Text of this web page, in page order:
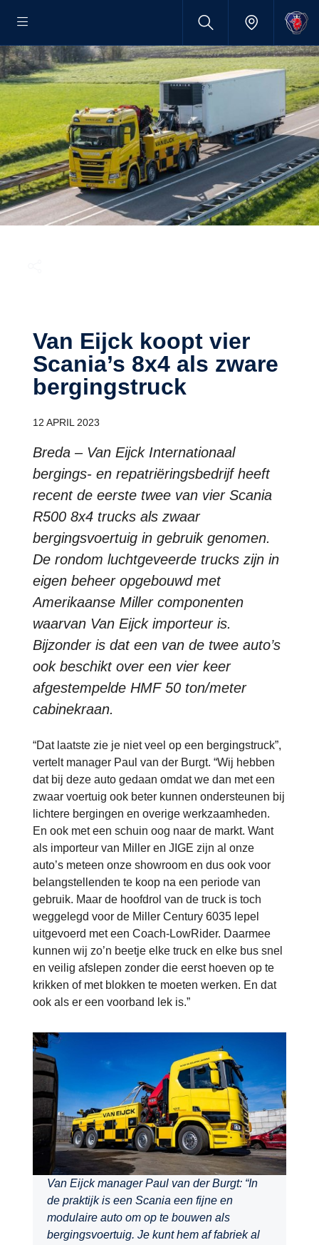
Van Eijck koopt vier
Scania’s 8x4 als zware
bergingstruck
12 APRIL 2023
Breda – Van Eijck Internationaal
bergings- en repatriëringsbedrijf heeft
recent de eerste twee van vier Scania
R500 8x4 trucks als zwaar
bergingsvoertuig in gebruik genomen.
De rondom luchtgeveerde trucks zijn in
eigen beheer opgebouwd met
Amerikaanse Miller componenten
waarvan Van Eijck importeur is.
Bijzonder is dat een van de twee auto’s
ook beschikt over een vier keer
afgestempelde HMF 50 ton/meter
cabinekraan.
“Dat laatste zie je niet veel op een bergingstruck”,
vertelt manager Paul van der Burgt. “Wij hebben
dat bij deze auto gedaan omdat we dan met een
zwaar voertuig ook beter kunnen ondersteunen bij
lichtere bergingen en overige werkzaamheden.
En ook met een schuin oog naar de markt. Want
als importeur van Miller en JIGE zijn al onze
auto’s meteen onze showroom en dus ook voor
belangstellenden te koop na een periode van
gebruik. Maar de hoofdrol van de truck is toch
weggelegd voor de Miller Century 6035 lepel
uitgevoerd met een Coach-LowRider. Daarmee
kunnen wij zo’n beetje elke truck en elke bus snel
en veilig afslepen zonder die eerst hoeven op te
krikken of met blokken te moeten werken. En dat
ook als er een voorband lek is.”
Van Eijck manager Paul van der Burgt: “In
de praktijk is een Scania een fijne en
modulaire auto om op te bouwen als
bergingsvoertuig. Je kunt hem af fabriek al